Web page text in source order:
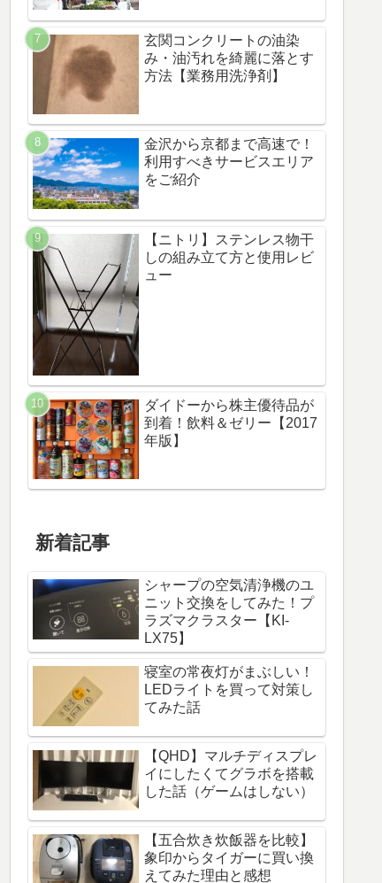
玄関コンクリートの油染
み・油汚れを綺麗に落とす
方法【業務用洗浄剤】
金沢から京都まで高速で！
利用すべきサービスエリア
をご紹介
【ニトリ】ステンレス物干
しの組み立て方と使用レビ
ュー
ダイドーから株主優待品が
到着！飲料＆ゼリー【2017
年版】
新着記事
シャープの空気清浄機のユ
ニット交換をしてみた！プ
ラズマクラスター【KI-
LX75】
寝室の常夜灯がまぶしい！
LEDライトを買って対策し
てみた話
【QHD】マルチディスプレ
イにしたくてグラボを搭載
した話（ゲームはしない）
【五合炊き炊飯器を比較】
象印からタイガーに買い換
えてみた理由と感想